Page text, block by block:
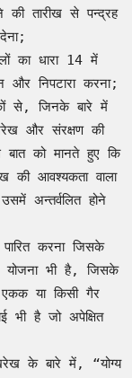
की तारीख से पन्द्रह
का धारा 14 में
और निपटारा करना;
से, जिनके बारे में
और संरक्षण की
बात को मानते हुए कि
की आवश्यकता वाला
अन्तर्वलित होने
करना जिसके
योजना भी है, जिसके
एकक या किसी गैर
भी है जो अपेक्षित
के बारे में, “योग्य